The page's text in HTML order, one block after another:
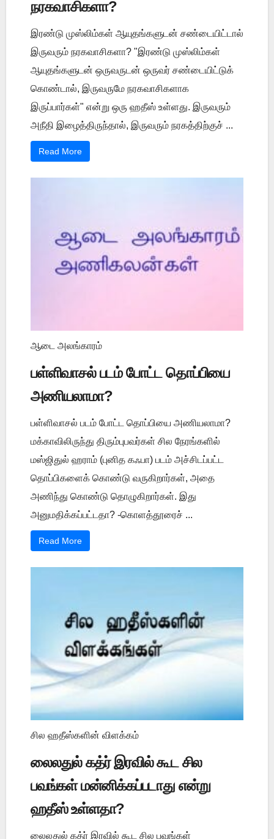
நரகவாசிகளா?
இரண்டு முஸ்லிம்கள் ஆயுதங்களுடன் சண்டையிட்டால்
இருவரும் நரகவாசிகளா? "இரண்டு முஸ்லிம்கள்
ஆயுதங்களுடன் ஒருவருடன் ஒருவர் சண்டையிட்டுக்
கொண்டால், இருவருமே நரகவாசிகளாக
இருப்பார்கள்" என்று ஒரு ஹதீஸ் உள்ளது. இருவரும்
அநீதி இழைத்திருந்தால், இருவரும் நரகத்திற்குச் ...
Read More
ஆடை அலங்காரம்
பள்ளிவாசல் படம் போட்ட தொப்பியை
அணியலாமா?
பள்ளிவாசல் படம் போட்ட தொப்பியை அணியலாமா?
மக்காவிலிருந்து திரும்புபவர்கள் சில நேரங்களில்
மஸ்ஜிதுல் ஹராம் (புனித கஃபா) படம் அச்சிடப்பட்ட
தொப்பிகளைக் கொண்டு வருகிறார்கள், அதை
அணிந்து கொண்டு தொழுகிறார்கள். இது
அனுமதிக்கப்பட்டதா? -கொளத்தூரைச் ...
Read More
சில ஹதீஸ்களின் விளக்கம்
லைலதுல் கத்ர் இரவில் கூட சில
பவங்கள் மன்னிக்கப்படாது என்று
ஹதீஸ் உள்ளதா?
லைலதுல் கத்ர் இரவில் கூட சில பவங்கள்